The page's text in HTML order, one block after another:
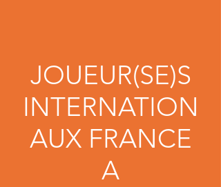
JOUEUR(SE)S
INTERNATION
AUX FRANCE
A